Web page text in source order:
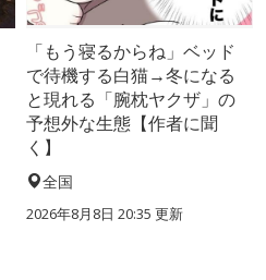
「もう寝るからね」ベッド
で待機する白猫→冬になる
と現れる「腕枕ヤクザ」の
予想外な生態【作者に聞
く】
全国
2026年8月8日 20:35 更新